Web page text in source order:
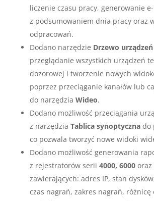
liczenie czasu pracy, generowanie
z podsumowaniem dnia pracy oraz
odpracowań.
Dodano narzędzie Drzewo urządzeń
przeglądanie wszystkich urządzeń
dozorowej i tworzenie nowych
poprzez przeciąganie kanałów lub
do narzędzia Wideo.
Dodano możliwość przeciągania
z narzędzia Tablica synoptycznado
co pozwala tworzyć nowe widoki
Dodano możliwość generowania
z rejestratorów serii 4000, 6000oraz
zawierających: adres IP, stan
czas nagrań, zakres nagrań, różnicę